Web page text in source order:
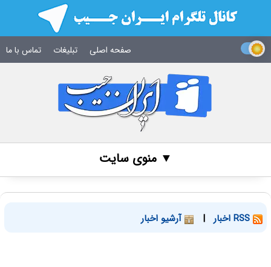
صفحه اصلی تبلیغات تماس با ما
▼ منوی سایت
| آرشیو اخبار